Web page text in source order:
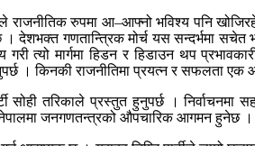
राजनीतिक रुपमा आ–आफ्नो भविश्य पनि
गणतान्त्रिक मोर्च यस सन्दर्भमा सचेत
त्यो मार्गमा हिडन र हिडाउन थप
। किनकी राजनीतिमा प्रयत्न र सफलता एक
सोही तरिकाले प्रस्तुत हुनुपर्छ ।
जनगणतन्त्रको औपचारिक आगमन हुनेछ ।